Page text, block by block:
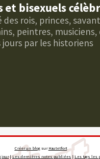
et bisexuels
rois, princes,
peintres, musiciens,
jours par les historiens
Créer un blogsur Hautetfort
jour|Les dernières notes publiées |Les tags les